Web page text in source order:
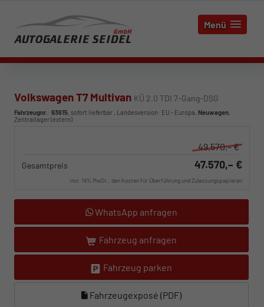
Menü
Volkswagen T7 Multivan KÜ 2.0 TDI 7-Gang-DSG
Fahrzeugnr.: 93615, sofort lieferbar , Landesversion: EU - Europa, Neuwagen,
Zentrallager (extern)
49.570,– €
Gesamtpreis 47.570,– €
incl. 19% MwSt., den Kosten für Überführung und Zulassungspapieren
WhatsApp anfragen
Fahrzeug anfragen
Fahrzeug parken
Fahrzeugexposé (PDF)